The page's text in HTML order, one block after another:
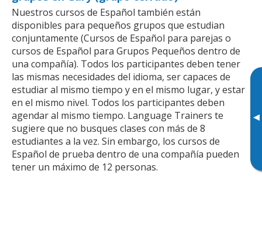
▸
Nuestros cursos de Español también están
disponibles para pequeños grupos que estudian
conjuntamente (Cursos de Español para parejas o
cursos de Español para Grupos Pequeños dentro de
una compañía). Todos los participantes deben tener
las mismas necesidades del idioma, ser capaces de
estudiar al mismo tiempo y en el mismo lugar, y estar
en el mismo nivel. Todos los participantes deben
agendar al mismo tiempo. Language Trainers te
sugiere que no busques clases con más de 8
estudiantes a la vez. Sin embargo, los cursos de
Español de prueba dentro de una compañía pueden
tener un máximo de 12 personas.